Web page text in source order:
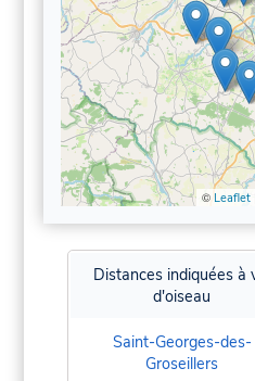
© Leaflet
Distances indiquées à
d'oiseau
Saint-Georges-des-
Groseillers